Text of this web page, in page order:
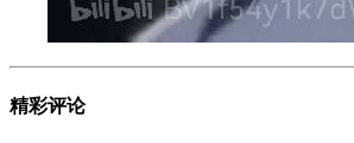
精彩评论